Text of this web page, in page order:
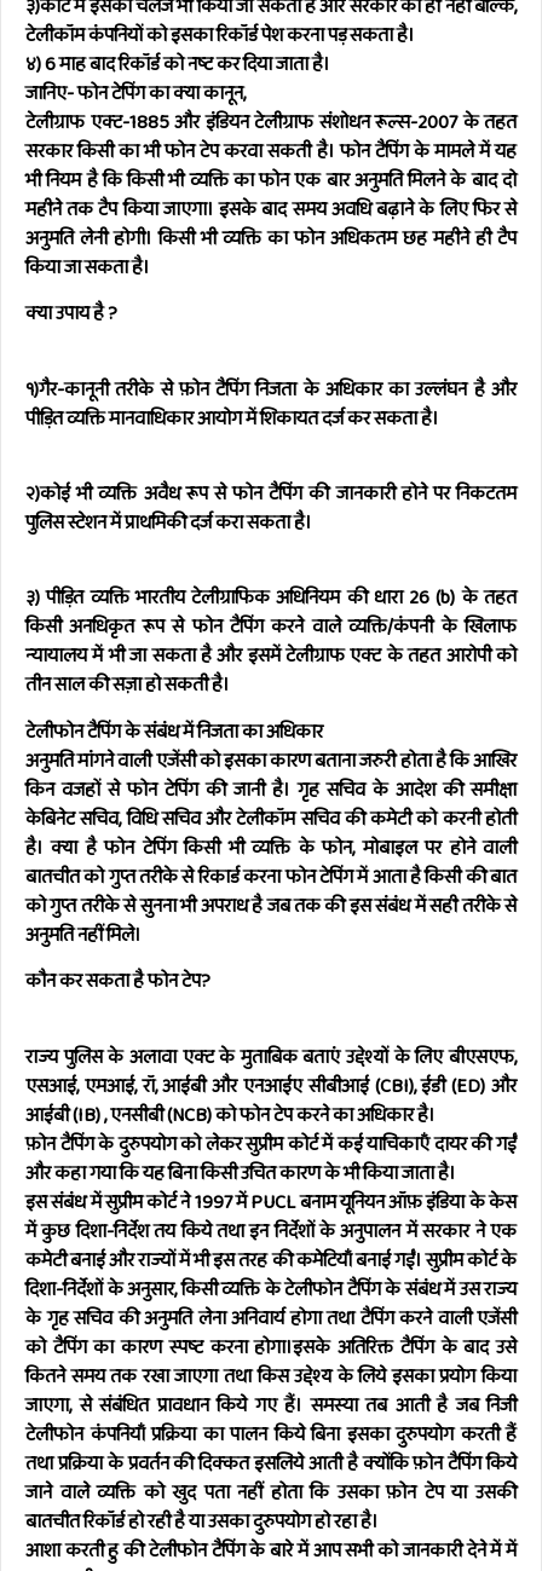
३)कोर्ट में इसको चैलेंज भी किया जा सकता है और सरकार को ही नहीं बल्कि,
टेलीकॉम कंपनियों को इसका रिकॉर्ड पेश करना पड़ सकता है।
४) 6 माह बाद रिकॉर्ड को नष्ट कर दिया जाता है।
जानिए- फोन टेपिंग का क्या कानून,
टेलीग्राफ एक्ट-1885 और इंडियन टेलीग्राफ संशोधन रूल्स-2007 के तहत
सरकार किसी का भी फोन टेप करवा सकती है। फोन टैपिंग के मामले में यह
भी नियम है कि किसी भी व्यक्ति का फोन एक बार अनुमति मिलने के बाद दो
महीने तक टैप किया जाएगा। इसके बाद समय अवधि बढ़ाने के लिए फिर से
अनुमति लेनी होगी। किसी भी व्यक्ति का फोन अधिकतम छह महीने ही टैप
किया जा सकता है।
क्या उपाय है ?
१)गैर-कानूनी तरीके से फ़ोन टैपिंग निजता के अधिकार का उल्लंघन है और
पीड़ित व्यक्ति मानवाधिकार आयोग में शिकायत दर्ज कर सकता है।
२)कोई भी व्यक्ति अवैध रूप से फोन टैपिंग की जानकारी होने पर निकटतम
पुलिस स्टेशन में प्राथमिकी दर्ज करा सकता है।
३) पीड़ित व्यक्ति भारतीय टेलीग्राफिक अधिनियम की धारा 26 (b) के तहत
किसी अनधिकृत रूप से फोन टैपिंग करने वाले व्यक्ति/कंपनी के खिलाफ
न्यायालय में भी जा सकता है और इसमें टेलीग्राफ एक्ट के तहत आरोपी को
तीन साल की सज़ा हो सकती है।
टेलीफोन टैपिंग के संबंध में निजता का अधिकार
अनुमति मांगने वाली एजेंसी को इसका कारण बताना जरुरी होता है कि आखिर
किन वजहों से फोन टेपिंग की जानी है। गृह सचिव के आदेश की समीक्षा
केबिनेट सचिव, विधि सचिव और टेलीकॉम सचिव की कमेटी को करनी होती
है। क्या है फोन टेपिंग किसी भी व्यक्ति के फोन, मोबाइल पर होने वाली
बातचीत को गुप्त तरीके से रिकार्ड करना फोन टेपिंग में आता है किसी की बात
को गुप्त तरीके से सुनना भी अपराध है जब तक की इस संबंध में सही तरीके से
अनुमति नहीं मिले।
कौन कर सकता है फोन टेप?
राज्य पुलिस के अलावा एक्ट के मुताबिक बताएं उद्देश्यों के लिए बीएसएफ,
एसआई, एमआई, रॉ, आईबी और एनआईए सीबीआई (CBI), ईडी (ED) और
आईबी (IB) , एनसीबी (NCB) को फोन टेप करने का अधिकार है।
फ़ोन टैपिंग के दुरुपयोग को लेकर सुप्रीम कोर्ट में कई याचिकाएँ दायर की गईं
और कहा गया कि यह बिना किसी उचित कारण के भी किया जाता है।
इस संबंध में सुप्रीम कोर्ट ने 1997 में PUCL बनाम यूनियन ऑफ़ इंडिया के केस
में कुछ दिशा-निर्देश तय किये तथा इन निर्देशों के अनुपालन में सरकार ने एक
कमेटी बनाई और राज्यों में भी इस तरह की कमेटियाँ बनाई गईं। सुप्रीम कोर्ट के
दिशा-निर्देशों के अनुसार, किसी व्यक्ति के टेलीफोन टैपिंग के संबंध में उस राज्य
के गृह सचिव की अनुमति लेना अनिवार्य होगा तथा टैपिंग करने वाली एजेंसी
को टैपिंग का कारण स्पष्ट करना होगा।इसके अतिरिक्त टैपिंग के बाद उसे
कितने समय तक रखा जाएगा तथा किस उद्देश्य के लिये इसका प्रयोग किया
जाएगा, से संबंधित प्रावधान किये गए हैं। समस्या तब आती है जब निजी
टेलीफोन कंपनियाँ प्रक्रिया का पालन किये बिना इसका दुरुपयोग करती हैं
तथा प्रक्रिया के प्रवर्तन की दिक्कत इसलिये आती है क्योंकि फ़ोन टैपिंग किये
जाने वाले व्यक्ति को खुद पता नहीं होता कि उसका फ़ोन टेप या उसकी
बातचीत रिकॉर्ड हो रही है या उसका दुरुपयोग हो रहा है।
आशा करती हु की टेलीफोन टैपिंग के बारे में आप सभी को जानकारी देने में में